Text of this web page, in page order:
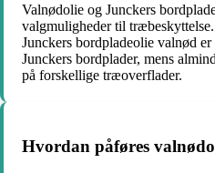
Valnødolie og Junckers
valgmuligheder til
Junckers bordpladeolie valnød
Junckers bordplader, mens
på forskellige træoverflader.
Hvordan påføres